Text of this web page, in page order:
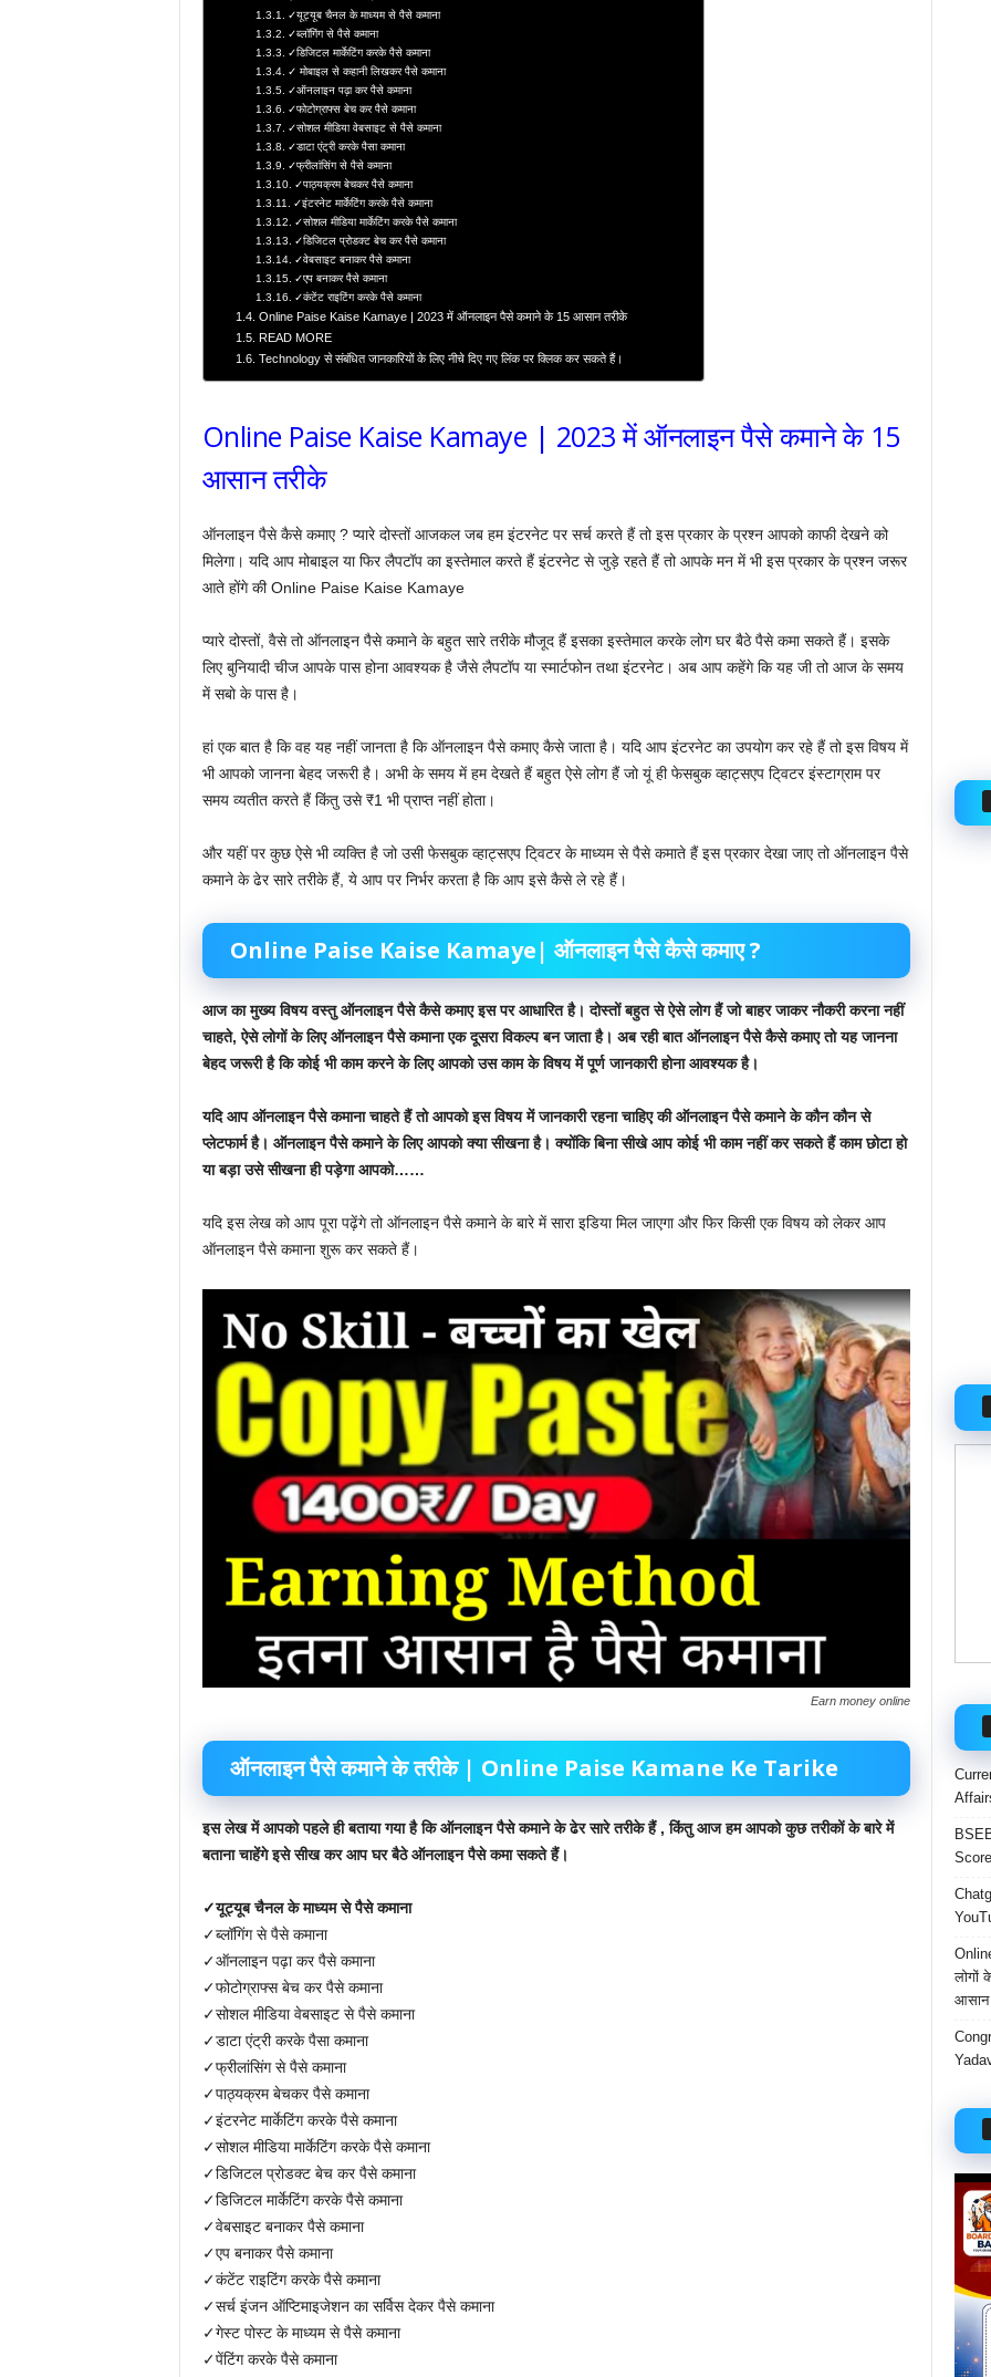
✓यूट्यूब चैनल के माध्यम से पैसे कमाना
✓ब्लॉगिंग से पैसे कमाना
✓डिजिटल मार्केटिंग करके पैसे कमाना
✓ मोबाइल से कहानी लिखकर पैसे कमाना
✓ऑनलाइन पढ़ा कर पैसे कमाना
✓फोटोग्राफ्स बेच कर पैसे कमाना
✓सोशल मीडिया वेबसाइट से पैसे कमाना
✓डाटा एंट्री करके पैसा कमाना
✓फ्रीलांसिंग से पैसे कमाना
✓पाठ्यक्रम बेचकर पैसे कमाना
✓इंटरनेट मार्केटिंग करके पैसे कमाना
✓सोशल मीडिया मार्केटिंग करके पैसे कमाना
✓डिजिटल प्रोडक्ट बेच कर पैसे कमाना
✓वेबसाइट बनाकर पैसे कमाना
✓एप बनाकर पैसे कमाना
✓कंटेंट राइटिंग करके पैसे कमाना
Online Paise Kaise Kamaye | 2023 में ऑनलाइन पैसे कमाने के 15 आसान तरीके
READ MORE
Technology से संबंधित जानकारियों के लिए नीचे दिए गए लिंक पर क्लिक कर सकते हैं।
Online Paise Kaise Kamaye | 2023 में ऑनलाइन पैसे कमाने के 15
आसान तरीके
ऑनलाइन पैसे कैसे कमाए ? प्यारे दोस्तों आजकल जब हम इंटरनेट पर सर्च करते हैं तो इस प्रकार के प्रश्न आपको काफी देखने को
मिलेगा। यदि आप मोबाइल या फिर लैपटॉप का इस्तेमाल करते हैं इंटरनेट से जुड़े रहते हैं तो आपके मन में भी इस प्रकार के प्रश्न जरूर
आते होंगे की Online Paise Kaise Kamaye
प्यारे दोस्तों, वैसे तो ऑनलाइन पैसे कमाने के बहुत सारे तरीके मौजूद हैं इसका इस्तेमाल करके लोग घर बैठे पैसे कमा सकते हैं। इसके
लिए बुनियादी चीज आपके पास होना आवश्यक है जैसे लैपटॉप या स्मार्टफोन तथा इंटरनेट। अब आप कहेंगे कि यह जी तो आज के समय
में सबो के पास है।
हां एक बात है कि वह यह नहीं जानता है कि ऑनलाइन पैसे कमाए कैसे जाता है। यदि आप इंटरनेट का उपयोग कर रहे हैं तो इस विषय में
भी आपको जानना बेहद जरूरी है। अभी के समय में हम देखते हैं बहुत ऐसे लोग हैं जो यूं ही फेसबुक व्हाट्सएप टि्वटर इंस्टाग्राम पर
समय व्यतीत करते हैं किंतु उसे ₹1 भी प्राप्त नहीं होता।
और यहीं पर कुछ ऐसे भी व्यक्ति है जो उसी फेसबुक व्हाट्सएप टि्वटर के माध्यम से पैसे कमाते हैं इस प्रकार देखा जाए तो ऑनलाइन पैसे
कमाने के ढेर सारे तरीके हैं, ये आप पर निर्भर करता है कि आप इसे कैसे ले रहे हैं।
Online Paise Kaise Kamaye| ऑनलाइन पैसे कैसे कमाए ?
आज कामुख्य विषय वस्तुऑनलाइन पैसे कैसे कमाएइस पर आधारित है।दोस्तोंबहुत से ऐसे लोग हैं जोबाहर जाकर नौकरी करना नहीं
चाहते,ऐसे लोगों के लिएऑनलाइन पैसे कमानाएक दूसरा विकल्प बन जाता है। अब रही बातऑनलाइन पैसे कैसे कमाएतो यह जानना
बेहद जरूरी है कि कोई भी काम करने के लिए आपको उस काम के विषय मेंपूर्ण जानकारी होना आवश्यक है।
यदि आप ऑनलाइन पैसे कमाना चाहते हैं तोआपको इस विषय में जानकारी रहना चाहिएकीऑनलाइन पैसे कमाने के कौन कौन से
प्लेटफार्म है। ऑनलाइन पैसे कमाने के लिए आपको क्या सीखना है।क्योंकि बिना सीखे आपकोई भी काम नहीं कर सकते हैंकाम छोटा हो
या बड़ा उसे सीखना ही पड़ेगा आपको……
यदि इस लेख को आप पूरा पढ़ेंगे तो ऑनलाइन पैसे कमाने के बारे में सारा इडिया मिल जाएगा और फिर किसी एक विषय को लेकर आप
ऑनलाइन पैसे कमाना शुरू कर सकते हैं।
Earn money online
ऑनलाइन पैसे कमाने के तरीके | Online Paise Kamane Ke Tarike
इस लेख में आपको पहले ही बताया गया है कि ऑनलाइन पैसे कमाने के ढेर सारे तरीकेहैं ,किंतु आज हम आपकोकुछतरीकों के बारे में
बताना चाहेंगे इसे सीख कर आप घर बैठे ऑनलाइन पैसे कमा सकते हैं।
✓यूट्यूब चैनल के माध्यम से पैसे कमाना
✓ब्लॉगिंग से पैसे कमाना
✓ऑनलाइन पढ़ा कर पैसे कमाना
✓फोटोग्राफ्स बेच कर पैसे कमाना
✓सोशल मीडिया वेबसाइट से पैसे कमाना
✓डाटा एंट्री करके पैसा कमाना
✓फ्रीलांसिंग से पैसे कमाना
✓पाठ्यक्रम बेचकर पैसे कमाना
✓इंटरनेट मार्केटिंग करके पैसे कमाना
✓सोशल मीडिया मार्केटिंग करके पैसे कमाना
✓डिजिटल प्रोडक्ट बेच कर पैसे कमाना
✓डिजिटल मार्केटिंग करके पैसे कमाना
✓वेबसाइट बनाकर पैसे कमाना
✓एप बनाकर पैसे कमाना
✓कंटेंट राइटिंग करके पैसे कमाना
✓सर्च इंजन ऑप्टिमाइजेशन का सर्विस देकर पैसे कमाना
✓गेस्ट पोस्ट के माध्यम से पैसे कमाना
✓पेंटिंग करके पैसे कमाना
लोगों
आसान